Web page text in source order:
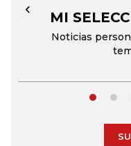
MI
Noticias
←